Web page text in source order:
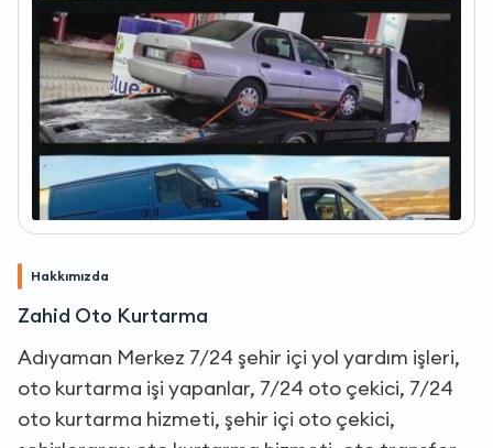
Hakkımızda
Zahid Oto Kurtarma
Adıyaman Merkez 7/24 şehir içi yol yardım işleri,
oto kurtarma işi yapanlar, 7/24 oto çekici, 7/24
oto kurtarma hizmeti, şehir içi oto çekici,